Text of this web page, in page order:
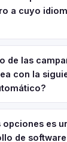
a cuyo
de las
con la
opciones es
de